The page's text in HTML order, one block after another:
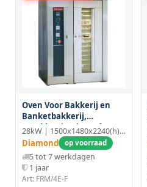
Oven Voor Bakkerij en
Banketbakkerij,
Ronddraaiend, 15 of 18
Niv. (450x650 mm of
500x700 Mm)
28kW | 1500x1480x2240(h)mm
Diamond op voorraad
5 tot 7 werkdagen
1 jaar
Art: FRM/4E-F